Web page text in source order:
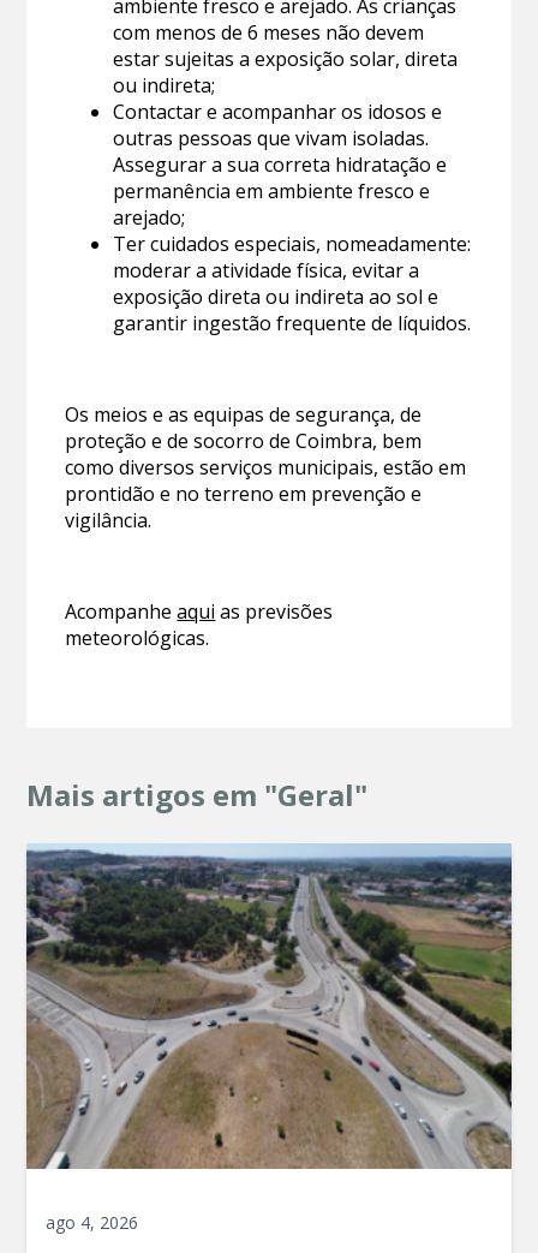
ambiente fresco e arejado. As crianças
com menos de 6 meses não devem
estar sujeitas a exposição solar, direta
ou indireta;
Contactar e acompanhar os idosos e
outras pessoas que vivam isoladas.
Assegurar a sua correta hidratação e
permanência em ambiente fresco e
arejado;
Ter cuidados especiais, nomeadamente:
moderar a atividade física, evitar a
exposição direta ou indireta ao sol e
garantir ingestão frequente de líquidos.
Os meios e as equipas de segurança, de
proteção e de socorro de Coimbra, bem
como diversos serviços municipais, estão em
prontidão e no terreno em prevenção e
vigilância.
Acompanheaqui as previsões
meteorológicas.
Mais artigos em "Geral"
ago 4, 2026